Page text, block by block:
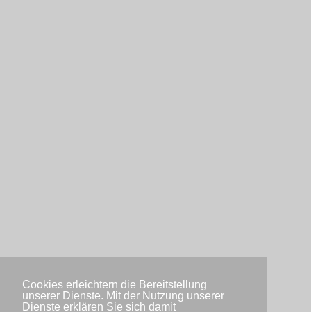
Cookies erleichtern die Bereitstellung
unserer Dienste. Mit der Nutzung unserer
Dienste erklären Sie sich damit